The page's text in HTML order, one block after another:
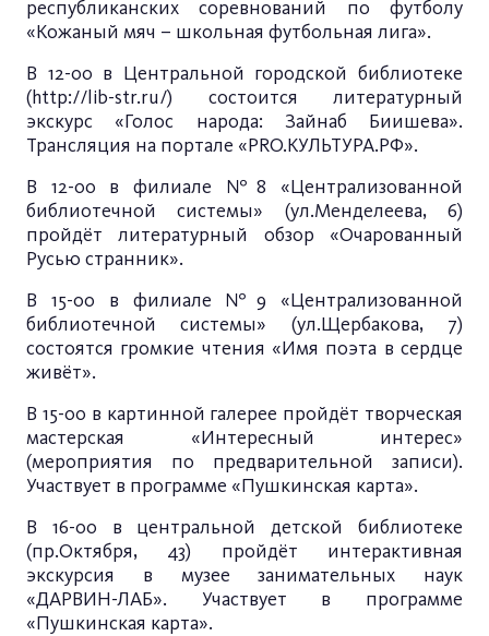
республиканских соревнований по футболу
«Кожаный мяч – школьная футбольная лига».
В 12-00 в Центральной городской библиотеке
(http://lib-str.ru/) состоится литературный
экскурс «Голос народа: Зайнаб Биишева».
Трансляция на портале «PRO.КУЛЬТУРА.РФ».
В 12-00
в филиале №8 «Централизованной
библиотечной системы» (ул.Менделеева, 6)
пройдёт литературный обзор «Очарованный
Русью странник».
В 15-00 в филиале №9 «Централизованной
библиотечной системы» (ул.Щербакова, 7)
состоятся громкие чтения «Имя поэта в сердце
живёт».
В 15-00 в картинной галерее пройдёт творческая
мастерская «Интересный интерес»
(мероприятия по предварительной записи).
Участвует в программе «Пушкинская карта».
В 16-00 в центральной детской библиотеке
(пр.Октября, 43) пройдёт интерактивная
экскурсия в музее занимательных наук
«ДАРВИН-ЛАБ». Участвует в программе
«Пушкинская карта».